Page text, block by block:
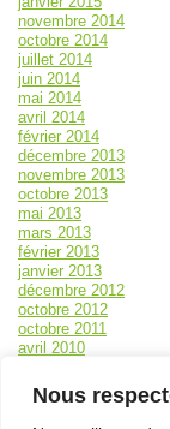
Nous
novembre 2014
octobre 2014
juillet 2014
juin 2014
mai 2014
avril 2014
février 2014
décembre 2013
novembre 2013
octobre 2013
mai 2013
mars 2013
février 2013
janvier 2013
décembre 2012
octobre 2012
octobre 2011
avril 2010
Méta